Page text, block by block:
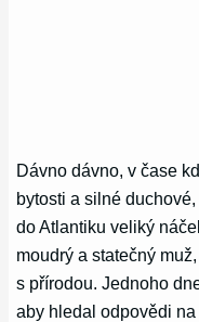
Dávno dávno, v čase
bytosti a silné
do Atlantiku veliký
moudrý a statečný
s přírodou. Jednoho
aby hledal odpovědi